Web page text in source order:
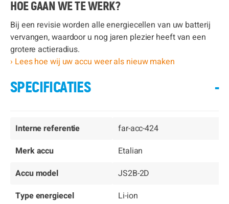
HOE GAAN WE TE WERK?
Bij een revisie worden alle energiecellen van uw batterij
vervangen, waardoor u nog jaren plezier heeft van een
grotere actieradius.
› Lees hoe wij uw accu weer als nieuw maken
SPECIFICATIES -
Interne referentie
far-acc-424
Merk accu
Etalian
Accu model
JS2B-2D
Type energiecel
Li-ion